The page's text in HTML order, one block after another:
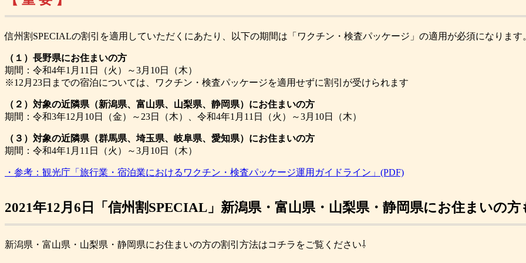
信州割SPECIALの割引を適用していただくにあたり、以下の期間は「ワクチン・検査パッケージ」の適用が必須になります
（１）長野県にお住まいの方
期間：令和4年1月11日（火）～3月10日（木）
※12月23日までの宿泊については、ワクチン・検査パッケージを適用せずに割引が受けられます
（２）対象の近隣県（新潟県、富山県、山梨県、静岡県）にお住まいの方
期間：令和3年12月10日（金）～23日（木）、令和4年1月11日（火）～3月10日（木）
（３）対象の近隣県（群馬県、埼玉県、岐阜県、愛知県）にお住まいの方
期間：令和4年1月11日（火）～3月10日（木）
・参考：観光庁「旅行業・宿泊業におけるワクチン・検査パッケージ運用ガイドライン」(PDF)
2021年12月6日「信州割SPECIAL」新潟県・富山県・山梨県・静岡県にお住まいの方
新潟県・富山県・山梨県・静岡県にお住まいの方の割引方法はコチラをご覧ください⇩